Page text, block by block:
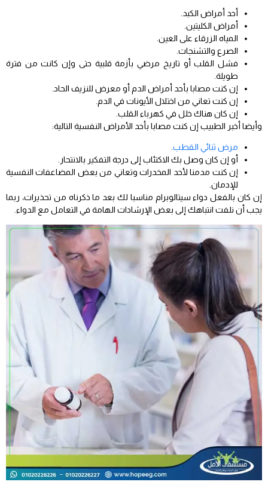
أحد أمراض الكبد.
أمراض الكليتين.
المياه الزرقاء على العين.
الصرع والتشنجات.
فشل القلب أو تاريخ مرضي بأزمة قلبية حتى وإن كانت من فترة
طويلة.
إن كنت مصابا بأحد أمراض الدم أو معرض للنزيف الحاد.
إن كنت تعاني من اختلال الأيونات في الدم.
إن كان هناك خلل في كهرباء القلب.
وأيضا أخبر الطبيب إن كنت مصابا بأحد الأمراض النفسية التالية:
مرض ثنائي القطب
أو إن كان وصل بك الاكتئاب إلى درجة التفكير بالانتحار.
إن كنت مدمنا لأحد المخدرات وتعاني من بعض المضاعفات النفسية
للإدمان.
إن كان بالفعل دواء سيتالوبرام مناسبا لك بعد ما ذكرناه من تحذيرات، ربما
يجب أن نلفت انتباهك إلى بعض الإرشادات الهامة في التعامل مع الدواء.